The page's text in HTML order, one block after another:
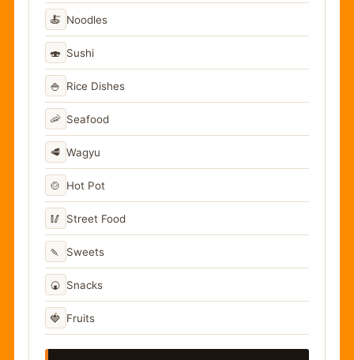
🍝 Noodles
🍣 Sushi
🍚 Rice Dishes
🦐 Seafood
🥩 Wagyu
🍲 Hot Pot
🥢 Street Food
🍡 Sweets
🍘 Snacks
🍓 Fruits